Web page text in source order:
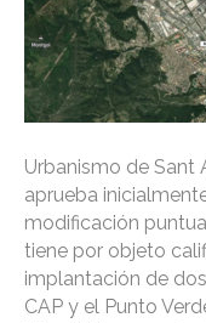
Urbanismo de Sant
aprueba
modificación
tiene por objeto
implantación de
CAP y el Punto